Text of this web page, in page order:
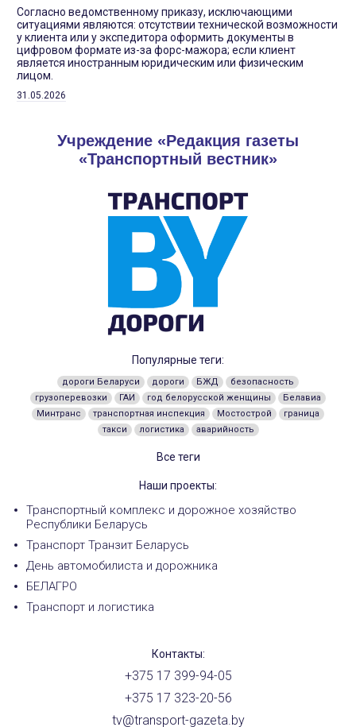
Согласно ведомственному приказу, исключающими
ситуациями являются: отсутствии технической возможности
у клиента или у экспедитора оформить документы в
цифровом формате из-за форс-мажора; если клиент
является иностранным юридическим или физическим
лицом.
31.05.2026
Учреждение «Редакция газеты
«Транспортный вестник»
Популярные теги:
дороги Беларуси дороги БЖД
безопасность
грузоперевозки
ГАИ год белорусской женщины
Белавиа
Минтранс
транспортная инспекция Мостострой
граница
такси
логистика аварийность
Все теги
Наши проекты:
Транспортный комплекс и дорожное хозяйство
Республики Беларусь
Транспорт Транзит Беларусь
День автомобилиста и дорожника
БЕЛАГРО
Транспорт и логистика
Контакты:
+375 17 399-94-05
+375 17 323-20-56
tv@transport-gazeta.by